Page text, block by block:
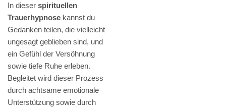
In dieser spirituellen
Trauerhypnose kannst du
Gedanken teilen, die vielleicht
ungesagt geblieben sind, und
ein Gefühl der Versöhnung
sowie tiefe Ruhe erleben.
Begleitet wird dieser Prozess
durch achtsame emotionale
Unterstützung sowie durch